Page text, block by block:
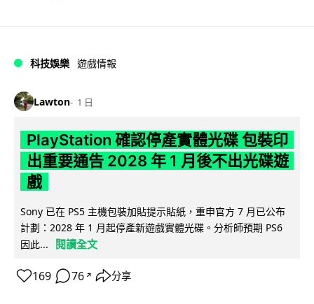
科技娛樂 遊戲情報
Lawton 1 日
PlayStation 確認停產實體光碟 包裝印
出重要通告 2028 年 1 月後不出光碟遊
戲
Sony 已在 PS5 主機包裝加貼提示貼紙，重申官方 7 月已公布
計劃：2028 年 1 月起停產新遊戲實體光碟。分析師預期 PS6
因此...
閱讀全文
169 76 ↗ 分享